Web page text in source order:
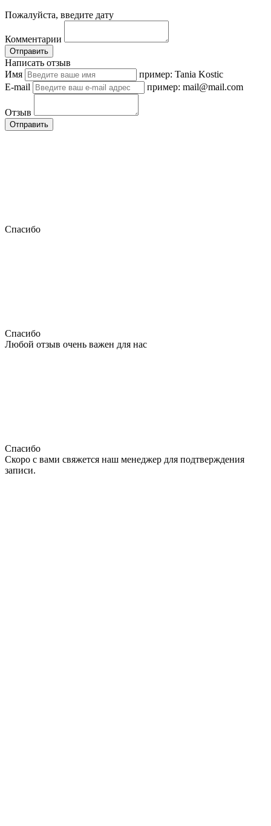
Пожалуйста, введите дату
Комментарии
Отправить
Написать отзыв
Имя
пример: Tania Kostic
E-mail
пример: mail@mail.com
Отзыв
Отправить
Спасибо
Спасибо
Любой отзыв очень важен для нас
Спасибо
Скоро с вами свяжется наш менеджер для подтверждения
записи.